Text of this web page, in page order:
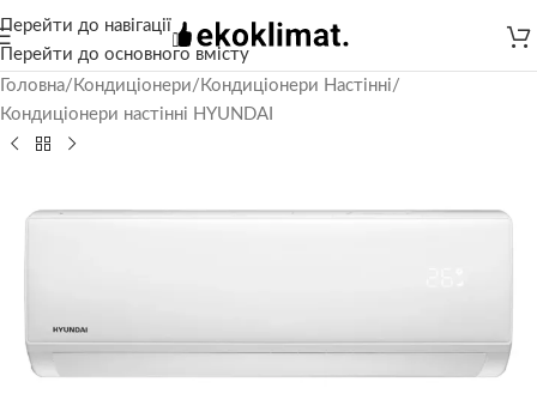
Перейти до навігації
Перейти до основного вмісту
Головна/ Кондиціонери/ Кондиціонери Настінні/
Кондиціонери настінні HYUNDAI